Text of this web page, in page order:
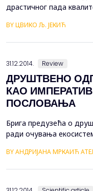
драстичног пада
сусрећу на нивоу
локалне управе, која ће
BY ЦВИКО Љ. ЈЕКИЋ
31.12.2014. Review
ДРУШТВЕНО
КАО
ПОСЛОВАЊА
Брига предузећа о
ради очувања
компанији да буде
имплементирати у
BY АНДРИЈАНА МРКАИЋ